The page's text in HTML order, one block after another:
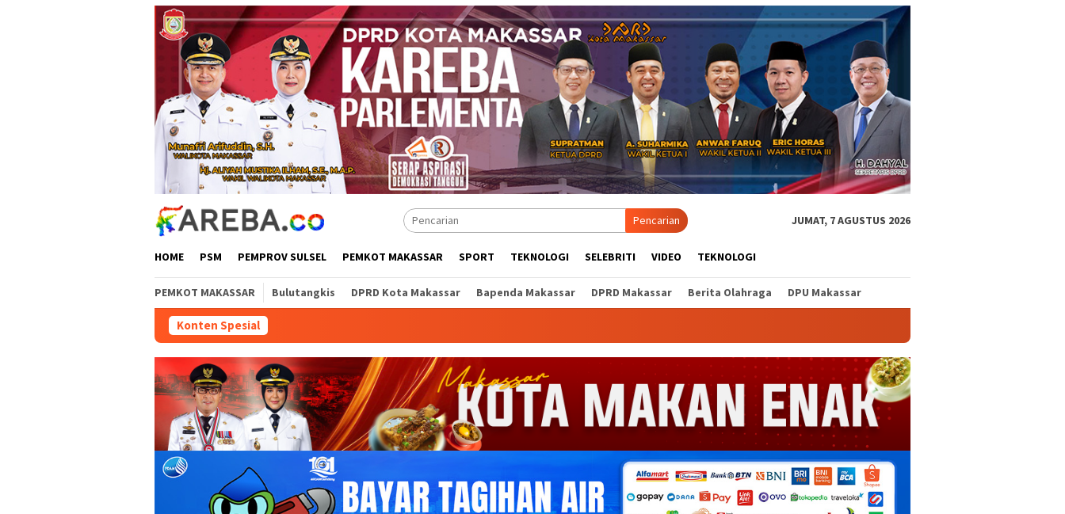
Pencarian JUMAT, 7 AGUSTUS 2026
HOME PSM PEMPROV SULSEL PEMKOT MAKASSAR SPORT TEKNOLOGI SELEBRITI VIDEO TEKNOLOGI
PEMKOT MAKASSAR Bulutangkis DPRD Kota Makassar Bapenda Makassar DPRD Makassar Berita Olahraga DPU Makassar
Konten Spesial